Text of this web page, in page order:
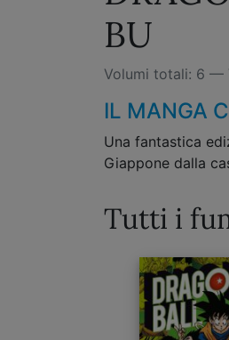
BU
Volumi totali: 6 —
IL MANGA
Una fantastica
Giappone dalla
Tutti i